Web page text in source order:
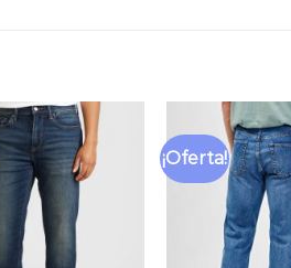
Añadir
¡Oferta!